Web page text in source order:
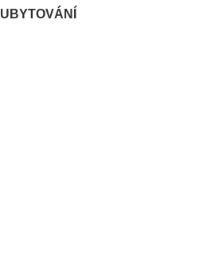
UBYTOVÁNÍ